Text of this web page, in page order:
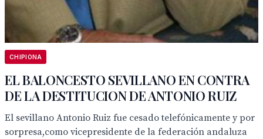
CHIPIONA
EL BALONCESTO SEVILLANO EN CONTRA
DE LA DESTITUCION DE ANTONIO RUIZ
El sevillano Antonio Ruiz fue cesado telefónicamente y por
sorpresa,como vicepresidente de la federación andaluza